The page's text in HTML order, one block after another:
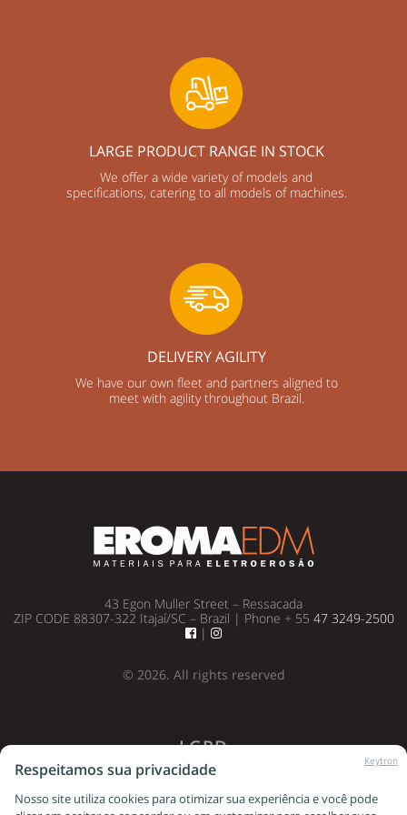
LARGE PRODUCT RANGE IN STOCK
We offer a wide variety of models and
specifications, catering to all models of machines.
DELIVERY AGILITY
We have our own fleet and partners aligned to
meet with agility throughout Brazil.
43 Egon Muller Street – Ressacada
ZIP CODE 88307-322 Itajaí/SC – Brazil | Phone + 55 47 3249-2500
|
© 2026. All rights reserved
LGPD
Keytron
Respeitamos sua privacidade
Nosso site utiliza cookies para otimizar sua experiência e você pode